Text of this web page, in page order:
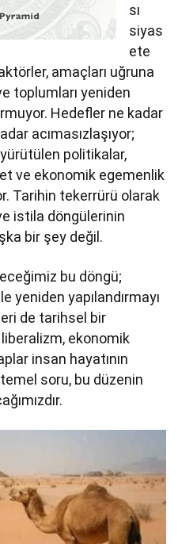
sı
siyas
ete
amaçları uğruna
toplumları yeniden
Hedefler ne kadar
acımasızlaşıyor;
politikalar,
ve ekonomik egemenlik
Tarihin tekerrürü olarak
istila döngülerinin
bir şey değil.
bu döngü;
yeniden yapılandırmayı
de tarihsel bir
liberalizm, ekonomik
insan hayatının
soru, bu düzenin